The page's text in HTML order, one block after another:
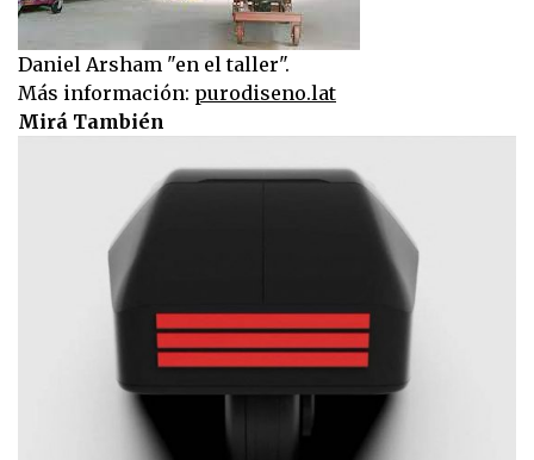
Daniel Arsham "en el taller".
Más información: purodiseno.lat
Mirá También